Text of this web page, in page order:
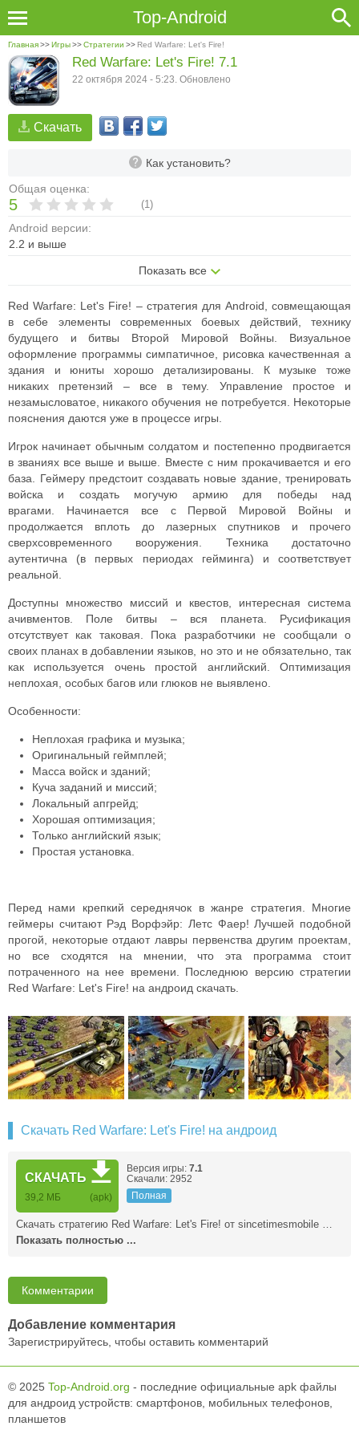
Top-Android
Главная>>Игры>>Стратегии >> Red Warfare: Let's Fire!
Скачать
Как установить?
Общая оценка:
5 (1)
Android версии:
2.2 и выше
Показать все
Red Warfare: Let's Fire! 7.1
22 октября 2024 - 5:23. Обновлено
Red Warfare: Let's Fire! – стратегия для Android, совмещающая
в себе элементы современных боевых действий, технику
будущего и битвы Второй Мировой Войны. Визуальное
оформление программы симпатичное, рисовка качественная а
здания и юниты хорошо детализированы. К музыке тоже
никаких претензий – все в тему. Управление простое и
незамысловатое, никакого обучения не потребуется. Некоторые
пояснения даются уже в процессе игры.
Игрок начинает обычным солдатом и постепенно продвигается
в званиях все выше и выше. Вместе с ним прокачивается и его
база. Геймеру предстоит создавать новые здание, тренировать
войска и создать могучую армию для победы над
врагами. Начинается все с Первой Мировой Войны и
продолжается вплоть до лазерных спутников и прочего
сверхсовременного вооружения. Техника достаточно
аутентична (в первых периодах гейминга) и соответствует
реальной.
Доступны множество миссий и квестов, интересная система
ачивментов. Поле битвы – вся планета. Русификация
отсутствует как таковая. Пока разработчики не сообщали о
своих планах в добавлении языков, но это и не обязательно, так
как используется очень простой английский. Оптимизация
неплохая, особых багов или глюков не выявлено.
Особенности:
Неплохая графика и музыка;
Оригинальный геймплей;
Масса войск и зданий;
Куча заданий и миссий;
Локальный апгрейд;
Хорошая оптимизация;
Только английский язык;
Простая установка.
Перед нами крепкий середнячок в жанре стратегия. Многие
геймеры считают Рэд Ворфэйр: Летс Фаер! Лучшей подобной
прогой, некоторые отдают лавры первенства другим проектам,
но все сходятся на мнении, что эта программа стоит
потраченного на нее времени. Последнюю версию стратегии
Red Warfare: Let's Fire! на андроид скачать.
Скачать Red Warfare: Let's Fire! на андроид
СКАЧАТЬ
39,2 MБ (apk)
Версия игры: 7.1
Скачали: 2952
Полная
Скачать стратегию Red Warfare: Let's Fire! от sincetimesmobile …
Показать полностью ...
Комментарии
Добавление комментария
Зарегистрируйтесь, чтобы оставить комментарий
© 2025 Top-Android.org - последние официальные apk файлы
для андроид устройств: смартфонов, мобильных телефонов,
планшетов